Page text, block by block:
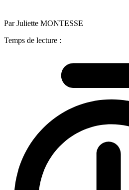
Par Juliette MONTESSE
Temps de lecture :